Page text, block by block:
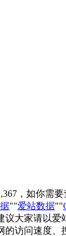
，如你需
""爱站数据""
议大家请以爱
的访问速度、